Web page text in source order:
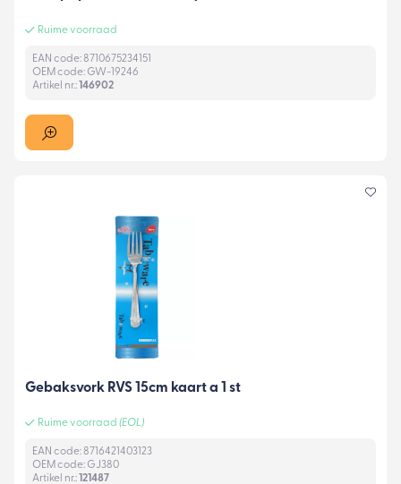
Ruime voorraad
EAN code: 8710675234151
OEM code: GW-19246
Artikel nr.:146902
Gebaksvork RVS 15cm kaart a 1 st
Ruime voorraad (EOL)
EAN code: 8716421403123
OEM code: GJ380
Artikel nr.:121487